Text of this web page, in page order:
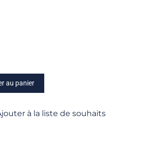
au panier
à la liste de souhaits